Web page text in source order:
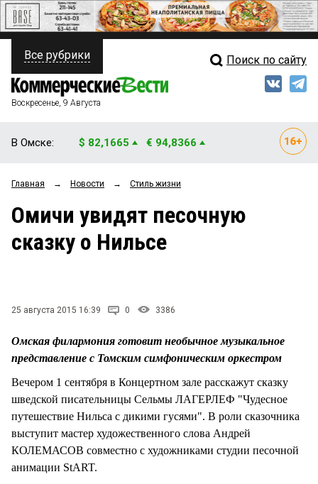
ПОЛИТИКА
ФИНАНСЫ
ОБЩЕСТВО
ЗАКОН
НОВОСТИ КОМПАНИЙ
СТИЛЬ ЖИЗНИ
Свежий выпуск
Рейтинги
Все рубрики Поиск по сайту
Воскресенье, 9 Августа
В Омске: $ 82,1665 € 94,8366
Главная → Новости → Стиль жизни
Омичи увидят песочную
сказку о Нильсе
25 августа 2015 16:39 0 3386
Омская филармония готовит необычное музыкальное
представление с Томским симфоническим оркестром
Вечером 1 сентября в Концертном зале расскажут сказку
шведской писательницы Сельмы ЛАГЕРЛЕФ "Чудесное
путешествие Нильса с дикими гусями". В роли сказочника
выступит мастер художественного слова Андрей
КОЛЕМАСОВ совместно с художниками студии песочной
анимации StART.